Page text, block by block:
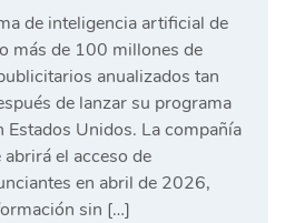
de inteligencia artificial de
más de 100 millones de
anualizados tan
de lanzar su programa
Estados Unidos. La compañía
el acceso de
en abril de 2026,
sin […]